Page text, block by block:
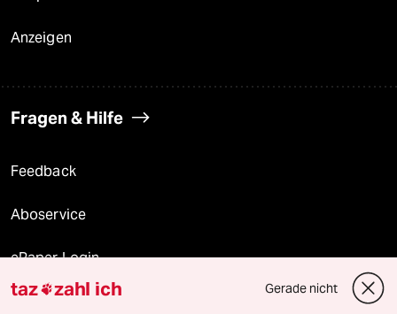
Anzeigen
Fragen & Hilfe
Feedback
Aboservice
ePaper Login
Downloads für Abonnierende
taz zahl ich Gerade nicht